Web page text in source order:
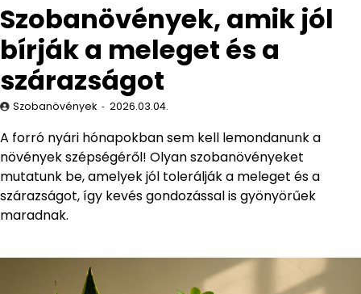
Szobanövények, amik jól
bírják a meleget és a
szárazságot
Szobanövények 2026.03.04.
A forró nyári hónapokban sem kell lemondanunk a
növények szépségéről! Olyan szobanövényeket
mutatunk be, amelyek jól tolerálják a meleget és a
szárazságot, így kevés gondozással is gyönyörűek
maradnak.